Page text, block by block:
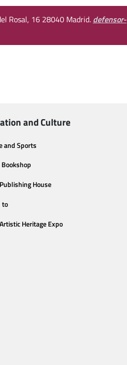
Rosal, 16 28040 Madrid. defensor-
and Culture
and Sports
House
to
Heritage Expo